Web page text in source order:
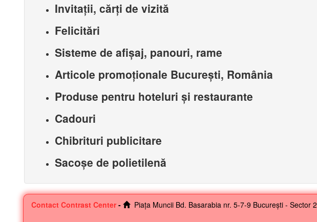
Invitații, cărți de vizită
Felicitări
Sisteme de afișaj, panouri, rame
Articole promoționale București, România
Produse pentru hoteluri și restaurante
Cadouri
Chibrituri publicitare
Sacoșe de polietilenă
Contact Contrast Center-
Piața Muncii Bd. Basarabia nr. 5-7-9 București - Sector 2